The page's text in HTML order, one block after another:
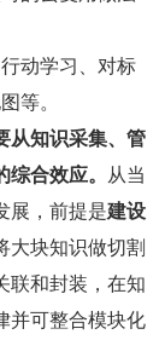
动学习、对标
等。
从知识采集、管
合效应。 从当
展，前提是建设
大块知识做切割
联和封装，在知
并可整合模块化